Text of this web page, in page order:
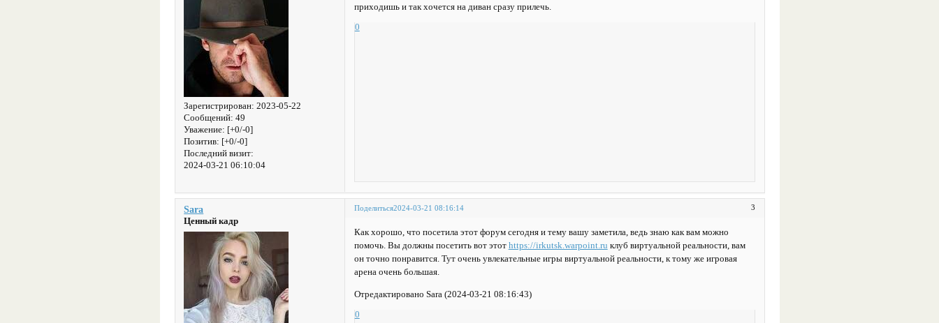
Зарегистрирован: 2023-05-22
Сообщений: 49
Уважение: [+0/-0]
Позитив: [+0/-0]
Последний визит:
2024-03-21 06:10:04
приходишь и так хочется на диван сразу прилечь.
0
Поделиться 3
2024-03-21 08:16:14
Sara
Ценный кадр
Как хорошо, что посетила этот форум сегодня и тему вашу заметила, ведь знаю как вам можно
помочь. Вы должны посетить вот этот https://irkutsk.warpoint.ru клуб виртуальной реальности, вам
он точно понравится. Тут очень увлекательные игры виртуальной реальности, к тому же игровая
арена очень большая.
Отредактировано Sara (2024-03-21 08:16:43)
0